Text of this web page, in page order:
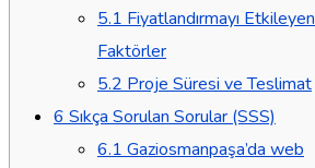
5.1 Fiyatlandırmayı Etkileyen
Faktörler
5.2 Proje Süresi ve Teslimat
6 Sıkça Sorulan Sorular (SSS)
6.1 Gaziosmanpaşa’da web